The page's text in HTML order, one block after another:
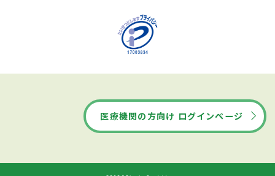
医療機関の方向け ログインページ